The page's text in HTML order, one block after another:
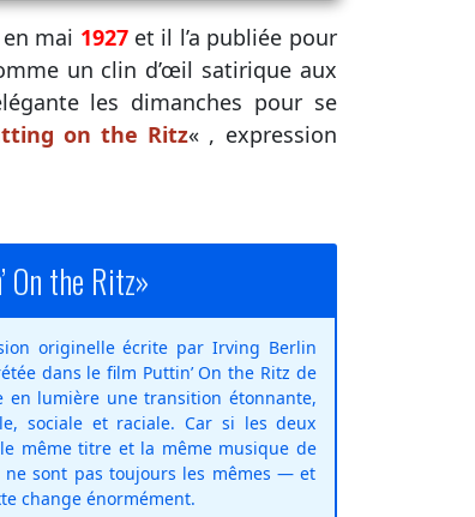
en mai 1927et il l’a publiée pour
un clin d’œil satirique aux
les dimanches pour se
on the Ritz« , expression
On the Ritz»
originelle écrite par Irving Berlin
dans le film Puttin’ On the Ritz de
en lumière une transition étonnante,
sociale et raciale. Car si les deux
même titre et la même musique de
ne sont pas toujours les mêmes — et
change énormément.